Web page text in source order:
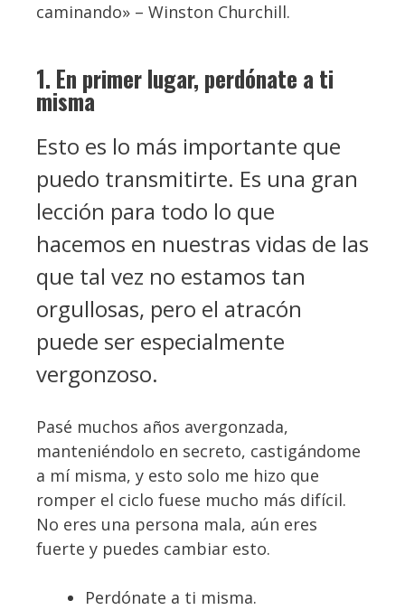
caminando» – Winston Churchill.
1. En primer lugar, perdónate a ti
misma
Esto es lo más importante que
puedo transmitirte. Es una gran
lección para todo lo que
hacemos en nuestras vidas de las
que tal vez no estamos tan
orgullosas, pero el atracón
puede ser especialmente
vergonzoso.
Pasé muchos años avergonzada,
manteniéndolo en secreto, castigándome
a mí misma, y esto solo me hizo que
romper el ciclo fuese mucho más difícil.
No eres una persona mala, aún eres
fuerte y puedes cambiar esto.
Perdónate a ti misma.